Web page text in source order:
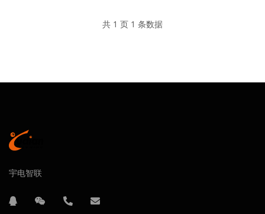
共 1 页 1 条数据
宇电智联